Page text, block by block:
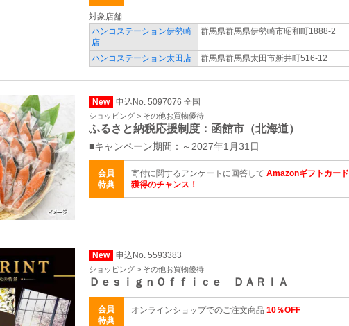
対象店舗
ハンコステーション伊勢崎
店
群馬県群馬県伊勢崎市昭和町1888-2
ハンコステーション太田店 群馬県群馬県太田市新井町516-12
New 申込No. 5097076 全国
ショッピング > その他お買物優待
ふるさと納税応援制度：函館市（北海道）
■キャンペーン期間：～2027年1月31日
会員
特典
寄付に関するアンケートに回答して Amazonギフトカード
獲得のチャンス！
New 申込No. 5593383
ショッピング > その他お買物優待
ＤｅｓｉｇｎＯｆｆｉｃｅ ＤＡＲＩＡ
会員
特典
オンラインショップでのご注文商品 10％OFF